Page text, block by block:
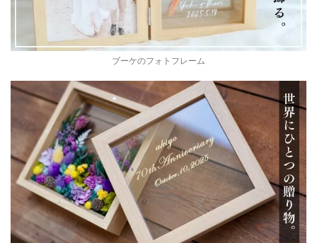
ブーケのフォトフレーム